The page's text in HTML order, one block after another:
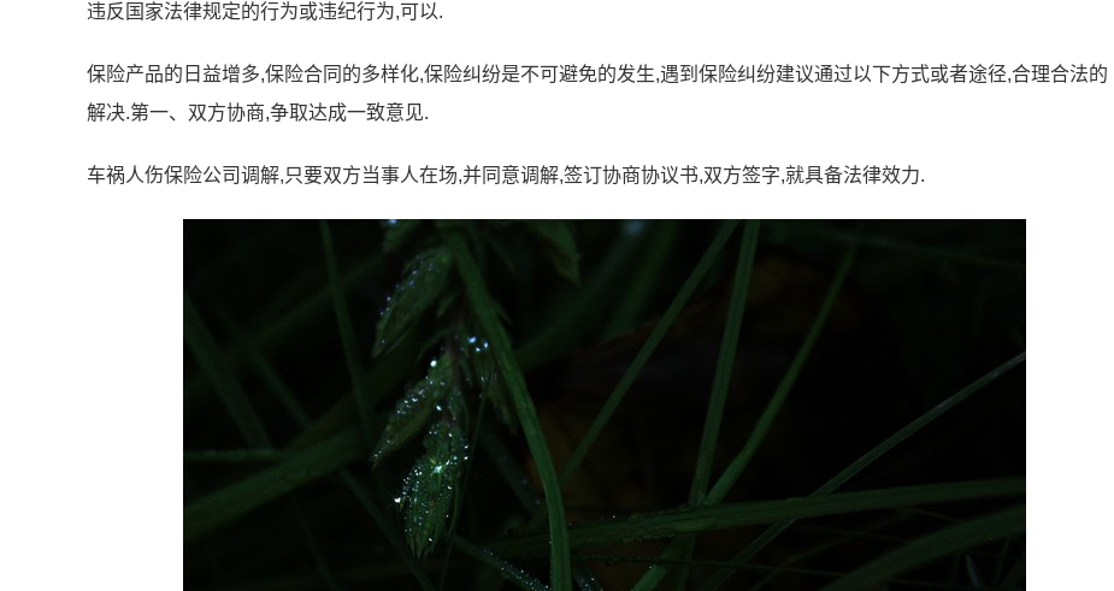
违反国家法律规定的行为或违纪行为,可以.
保险产品的日益增多,保险合同的多样化,保险纠纷是不可避免的发生,遇到保险纠纷建议通过以下方式或者途径,合理合法的
解决.第一、双方协商,争取达成一致意见.
车祸人伤保险公司调解,只要双方当事人在场,并同意调解,签订协商协议书,双方签字,就具备法律效力.